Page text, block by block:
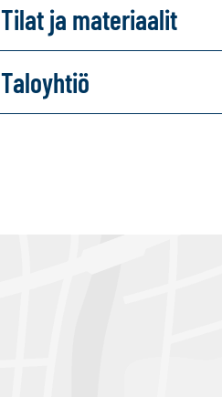
Tilat ja materiaalit
Taloyhtiö